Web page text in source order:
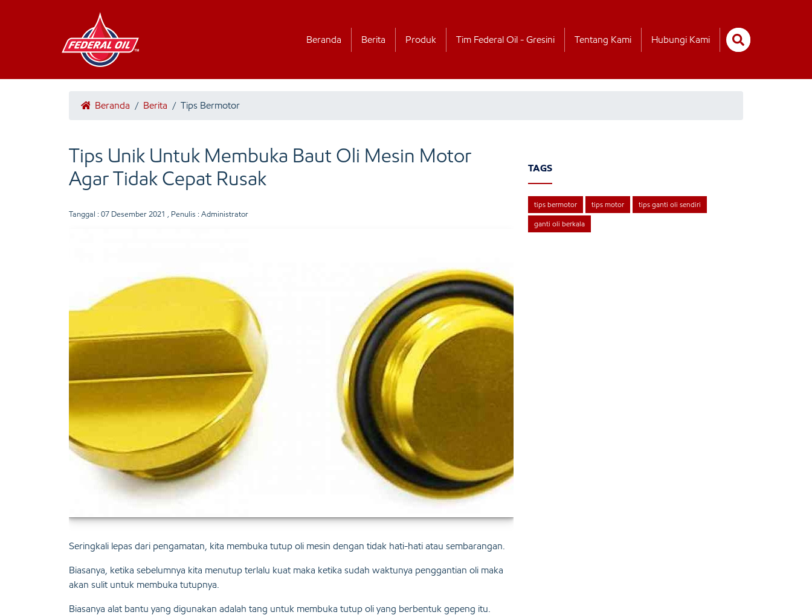
Beranda Berita Produk Tim Federal Oil - Gresini Tentang Kami Hubungi Kami
Beranda / Berita / Tips Bermotor
Tips Unik Untuk Membuka Baut Oli Mesin Motor
Agar Tidak Cepat Rusak
Tanggal : 07 Desember 2021 , Penulis : Administrator
Seringkali lepas dari pengamatan, kita membuka tutup oli mesin dengan tidak hati-hati atau sembarangan.
Biasanya, ketika sebelumnya kita menutup terlalu kuat maka ketika sudah waktunya penggantian oli maka
akan sulit untuk membuka tutupnya.
Biasanya alat bantu yang digunakan adalah tang untuk membuka tutup oli yang berbentuk gepeng itu.
TAGS
tips bermotor tips motor tips ganti oli sendiri
ganti oli berkala